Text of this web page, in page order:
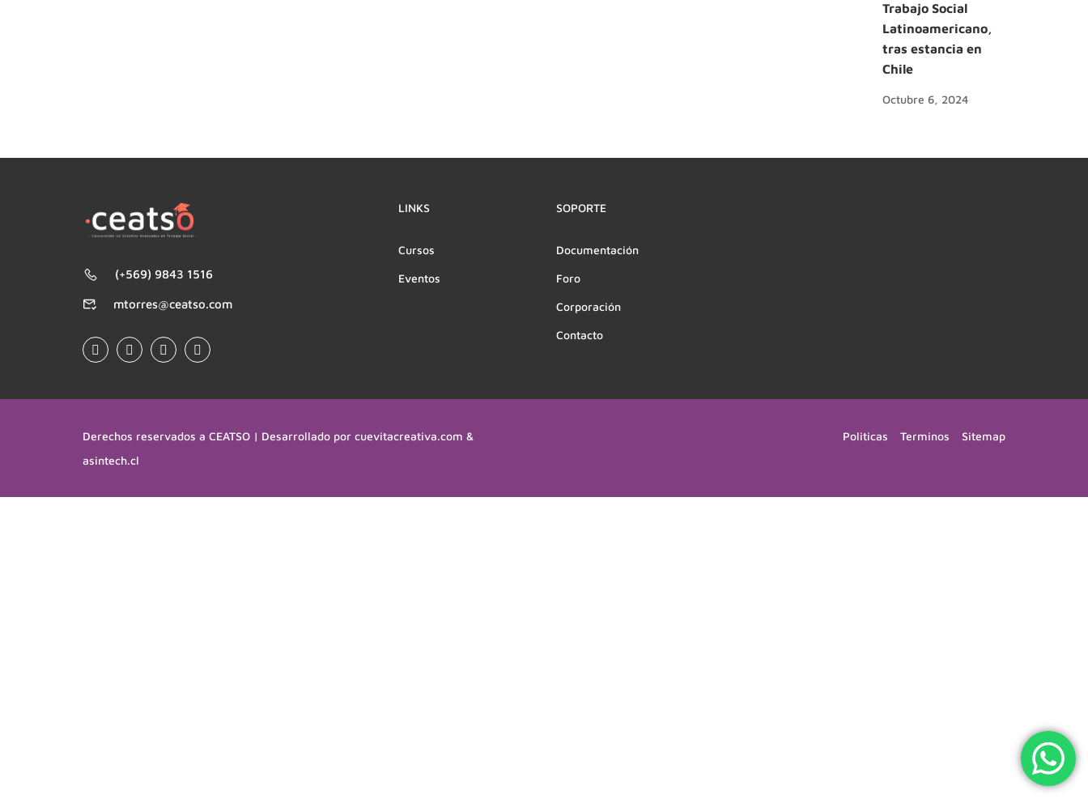
Trabajo Social
Latinoamericano,
tras estancia en
Chile
Octubre 6, 2024
(+569) 9843 1516
mtorres@ceatso.com
LINKS
Cursos
Eventos
SOPORTE
Documentación
Foro
Corporación
Contacto
Derechos reservados a CEATSO | Desarrollado por cuevitacreativa.com &
asintech.cl
Politicas Terminos Sitemap